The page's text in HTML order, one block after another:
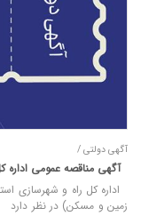
آگهی دولتی /
آگهی مناقصه عمومی اداره کل
اداره کل راه و شهرسازی
زمین و مسکن) در نظر دارد